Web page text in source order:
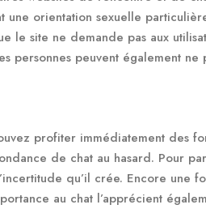
orientation sexuelle
le site ne demande pas aux
personnes peuvent également ne
profiter immédiatement des
de chat au hasard. Pour
qu’il crée. Encore une
au chat l’apprécient